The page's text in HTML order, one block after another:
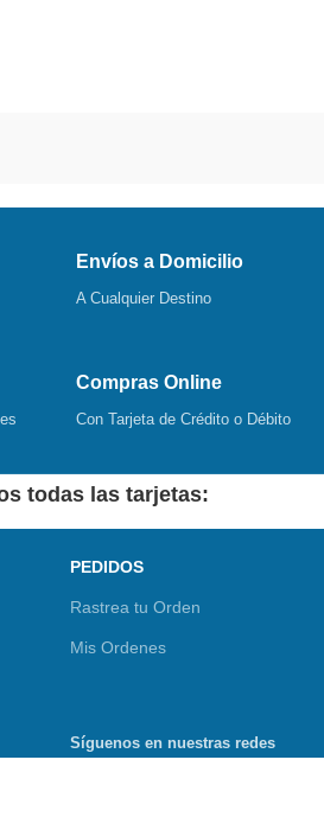
Envíos a Domicilio
A Cualquier Destino
Compras Online
Con Tarjeta de Crédito o Débito
todas las tarjetas:
PEDIDOS
Rastrea tu Orden
Mis Ordenes
Síguenos en nuestras redes